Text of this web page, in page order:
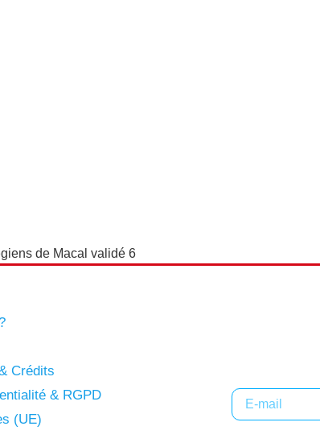
de Macal validé 6
Crédits
& RGPD
(UE)